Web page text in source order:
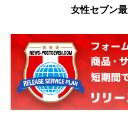
女性セブン